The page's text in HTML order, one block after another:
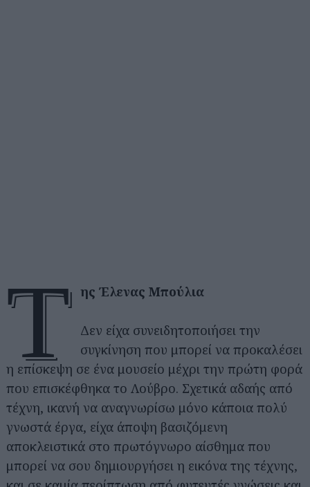
τ ης Έλενας Μπούλια
Δεν είχα συνειδητοποιήσει την
συγκίνηση που μπορεί να προκαλέσει
η επίσκεψη σε ένα μουσείο μέχρι την πρώτη φορά
που επισκέφθηκα το Λούβρο. Σχετικά αδαής από
τέχνη, ικανή να αναγνωρίσω μόνο κάποια πολύ
γνωστά έργα, είχα άποψη βασιζόμενη
αποκλειστικά στο πρωτόγνωρο αίσθημα που
μπορεί να σου δημιουργήσει η εικόνα της τέχνης,